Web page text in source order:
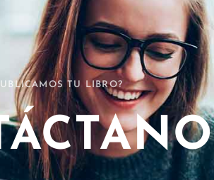
TU LIBRO?